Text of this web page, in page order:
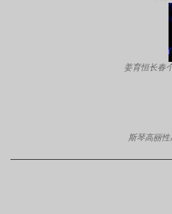
姜育恒长春
斯琴高丽